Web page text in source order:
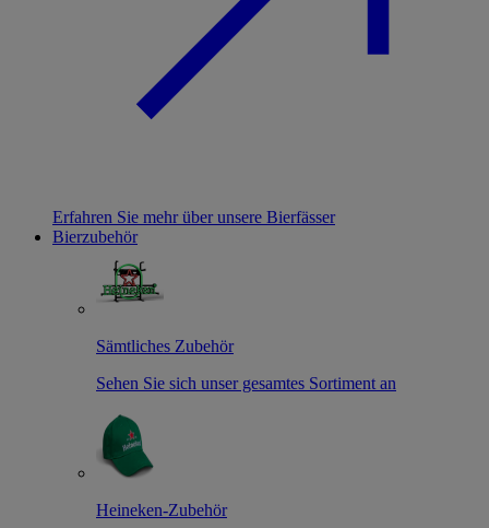
Erfahren Sie mehr über unsere Bierfässer
Bierzubehör
Sämtliches Zubehör
Sehen Sie sich unser gesamtes Sortiment an
Heineken-Zubehör